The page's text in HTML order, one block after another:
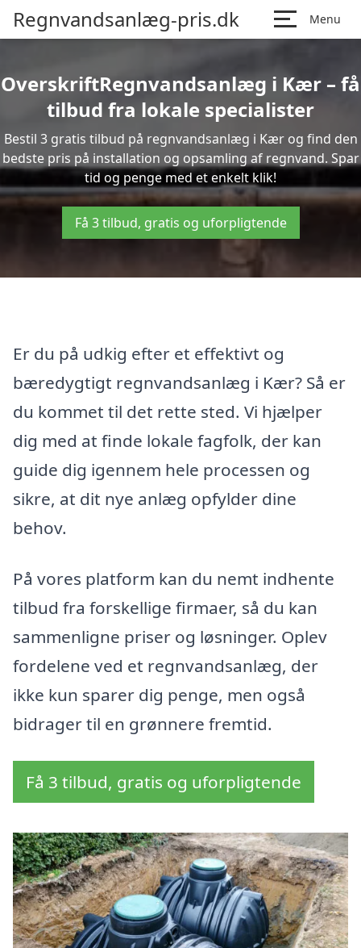
Regnvandsanlæg-pris.dk Menu
OverskriftRegnvandsanlæg i Kær – få
tilbud fra lokale specialister
Bestil 3 gratis tilbud på regnvandsanlæg i Kær og find den
bedste pris på installation og opsamling af regnvand. Spar
tid og penge med et enkelt klik!
Få 3 tilbud, gratis og uforpligtende
Er du på udkig efter et effektivt og
bæredygtigt regnvandsanlæg i Kær? Så er
du kommet til det rette sted. Vi hjælper
dig med at finde lokale fagfolk, der kan
guide dig igennem hele processen og
sikre, at dit nye anlæg opfylder dine
behov.
På vores platform kan du nemt indhente
tilbud fra forskellige firmaer, så du kan
sammenligne priser og løsninger. Oplev
fordelene ved et regnvandsanlæg, der
ikke kun sparer dig penge, men også
bidrager til en grønnere fremtid.
Få 3 tilbud, gratis og uforpligtende